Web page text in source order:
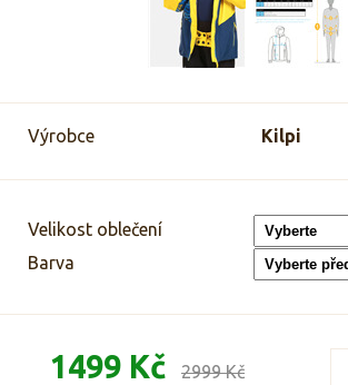
Výrobce Kilpi
Velikost oblečení
Barva
1499 Kč 2999 Kč